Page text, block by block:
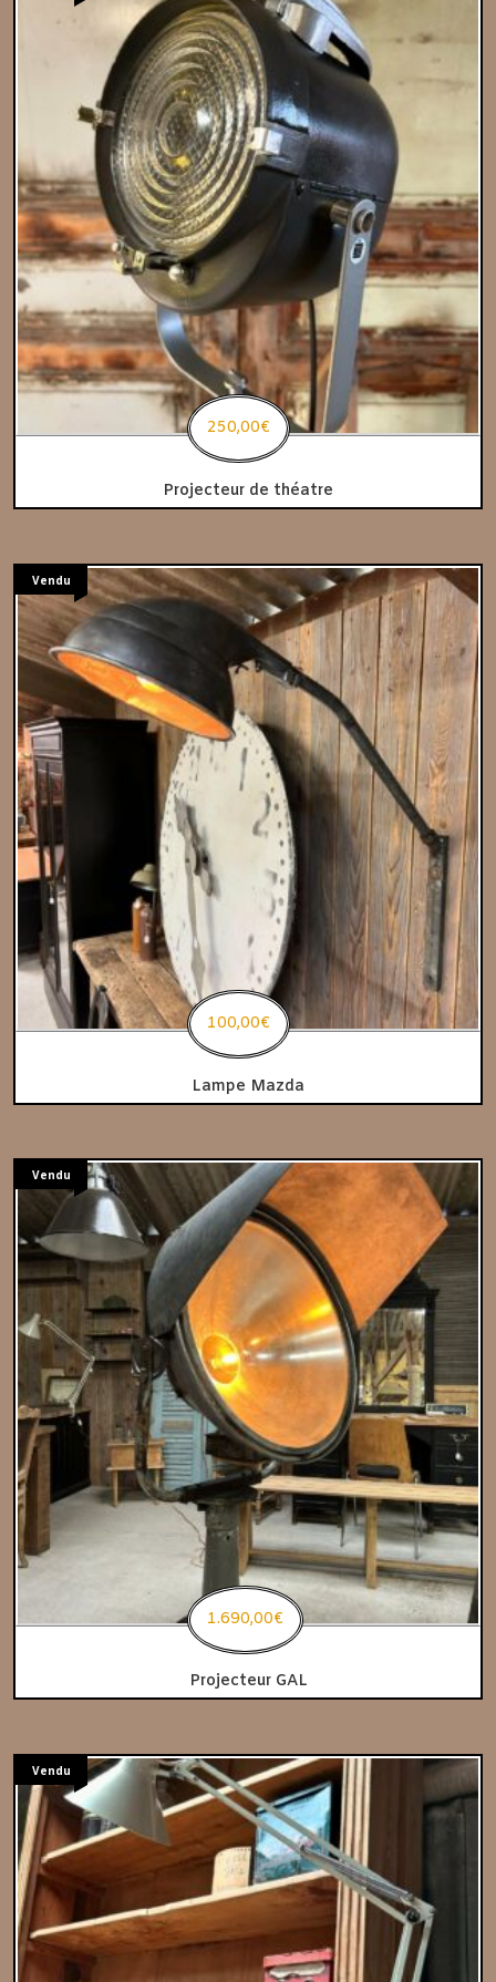
Projecteur de théatre
250,00€
Vendu
Lampe Mazda
100,00€
Vendu
Projecteur GAL
1.690,00€
Vendu